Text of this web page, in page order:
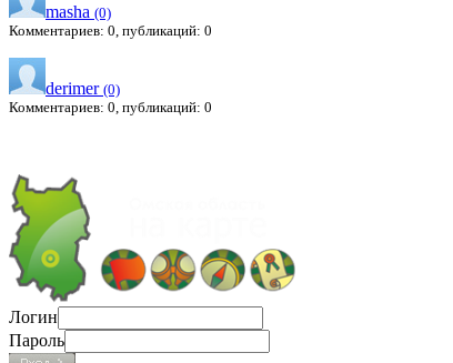
masha (0)
Комментариев: 0, публикаций: 0
derimer (0)
Комментариев: 0, публикаций: 0
Логин
Пароль